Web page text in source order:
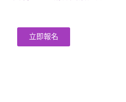
立即報名